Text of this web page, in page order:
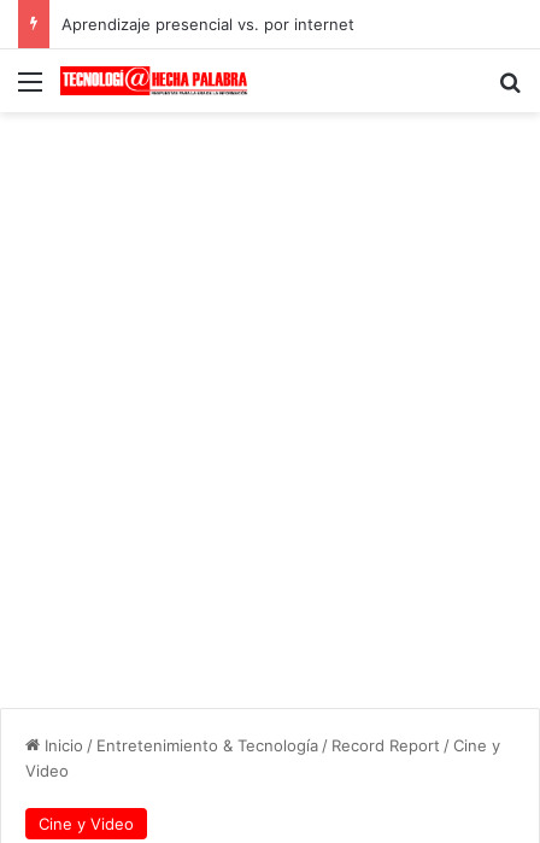
Aprendizaje presencial vs. por internet
Menú
Inicio / Entretenimiento & Tecnología / Record Report /Cine y
Video
Cine y Video